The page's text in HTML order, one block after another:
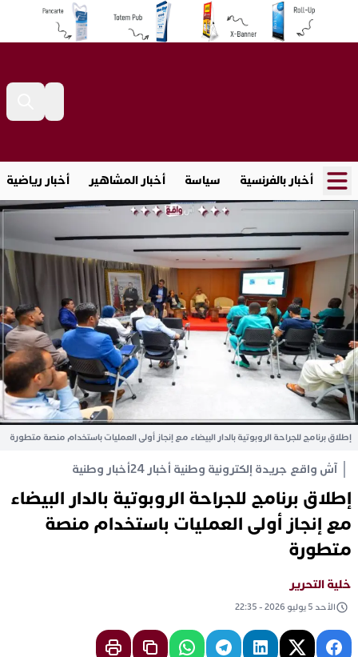
أخبار بالفرنسية سياسة أخبار المشاهير أخبار رياضية
آش واقع جريدة إلكترونية وطنية أخبار 24 أخبار وطنية
إطلاق برنامج للجراحة الروبوتية بالدار البيضاء
مع إنجاز أولى العمليات باستخدام منصة
متطورة
إطلاق برنامج للجراحة الروبوتية بالدار البيضاء مع إنجاز أولى العمليات باستخدام منصة متطورة
خلية التحرير
الأحد 5 يوليو 2026 - 22:35